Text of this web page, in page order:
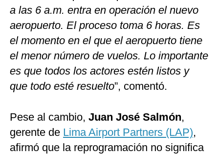
a las 6 a.m. entra en operación el nuevo
aeropuerto. El proceso toma 6 horas. Es
el momento en el que el aeropuerto tiene
el menor número de vuelos. Lo importante
es que todos los actores estén listos y
que todo esté resuelto”, comentó.
Pese al cambio, Juan José Salmón,
gerente de Lima Airport Partners (LAP),
afirmó que la reprogramación no significa